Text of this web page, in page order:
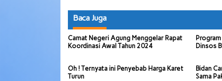
Baca Juga
Camat Negeri Agung Menggelar Rapat
Koordinasi Awal Tahun 2024
Dinsos
Oh ! Ternyata ini Penyebab Harga Karet
Turun
Bidan
Sama